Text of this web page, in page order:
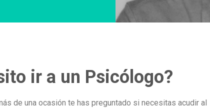
ir a un Psicólogo?
de una ocasión te has preguntado si necesitas acudir al